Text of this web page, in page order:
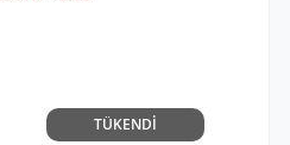
TÜKENDİ